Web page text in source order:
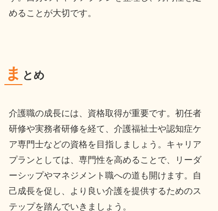
めることが大切です。
ま とめ
介護職の成長には、資格取得が重要です。初任者
研修や実務者研修を経て、介護福祉士や認知症ケ
ア専門士などの資格を目指しましょう。キャリア
プランとしては、専門性を高めることで、リーダ
ーシップやマネジメント職への道も開けます。自
己成長を促し、より良い介護を提供するためのス
テップを踏んでいきましょう。